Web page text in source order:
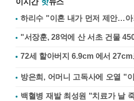
이시간 핫뉴스
하리수 "이혼 내가 먼저 제안…
"서장훈, 28억에 산 서초 건물
방은희, 어머니 고독사에 오열 "
백혈병 재발 최성원 "치료가 날